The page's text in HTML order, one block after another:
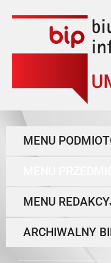
MENU
MENU
ARCHIWALNY